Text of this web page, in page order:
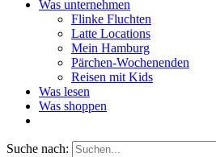
Was unternehmen
Flinke Fluchten
Latte Locations
Mein Hamburg
Pärchen-Wochenenden
Reisen mit Kids
Was lesen
Was shoppen
Suche nach: